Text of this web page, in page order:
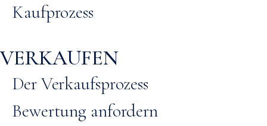
Kaufprozess
VERKAUFEN
Der Verkaufsprozess
Bewertung anfordern